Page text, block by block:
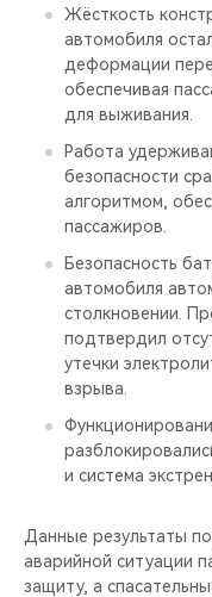
Жёсткость
автомобиля
деформации
обеспечивая
для выживания.
Работа
безопасности
алгоритмом,
пассажиров.
Безопасность
автомобиля
столкновении.
подтвердил
утечки
взрыва.
и система
Данные результаты
аварийной ситуации
защиту, а